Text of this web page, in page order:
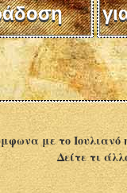
με το
Δείτε τι